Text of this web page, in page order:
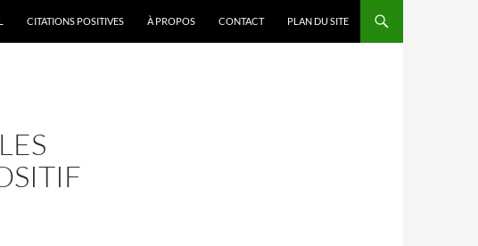
CITATIONS POSITIVES À PROPOS CONTACT PLAN DU SITE